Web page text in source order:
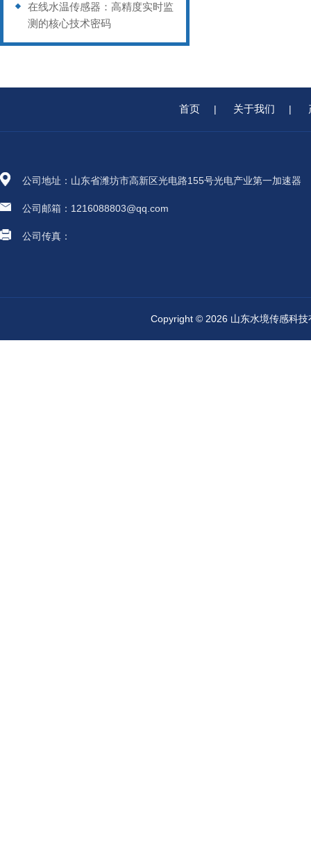
在线水温传感器：高精度实时监
测的核心技术密码
首页 | 关于我们 |
公司地址：山东省潍坊市高新区光电路155号光电产业第一加速器
公司邮箱：1216088803@qq.com
公司传真：
Copyright © 2026 山东水境传感科